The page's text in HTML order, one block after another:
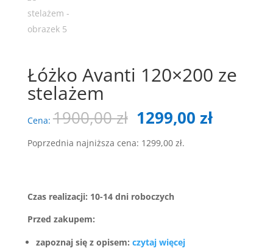
Łóżko Avanti 120×200 ze
stelażem
Cena: 1900,00zł Pierwotna
cena
wynosiła:
1299,00 zł
Poprzednia najniższa cena: 1299,00 zł.
Czas realizacji: 10-14 dni roboczych
Przed zakupem:
zapoznaj się z opisem: czytaj więcej